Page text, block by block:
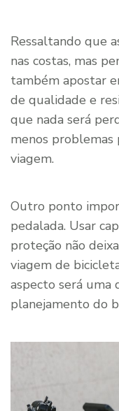
Ressaltando que
nas costas, mas
também apostar
de qualidade e
que nada será
menos problemas
viagem.
Outro ponto
pedalada. Usar
proteção não
viagem de
aspecto será uma
planejamento do